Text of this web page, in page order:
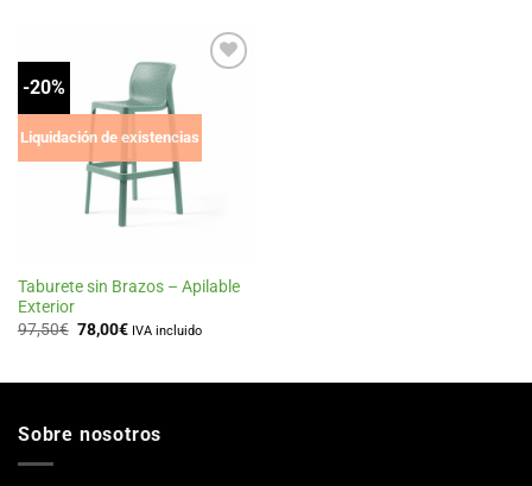
-20%
Liquidación de existencias
Taburete sin Brazos – Apilable
Exterior
97,50€ El
precio
78,00€ElIVA incluido
Sobre nosotros